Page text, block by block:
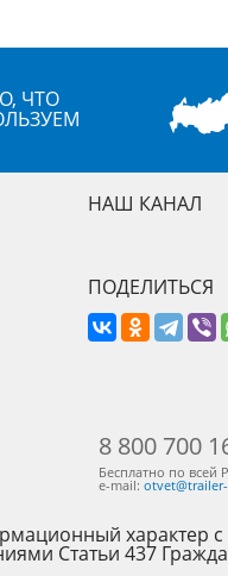
ЧТО
НАШ КАНАЛ
ПОДЕЛИТЬСЯ
8 800 700
Бесплатно по всей
e-mail:
характер
Статьи 437